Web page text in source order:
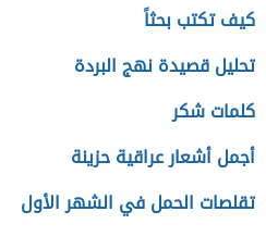
كيف تكتب بحثاً
تحليل قصيدة نهج البردة
كلمات شكر
أجمل أشعار عراقية حزينة
تقلصات الحمل في الشهر الأول